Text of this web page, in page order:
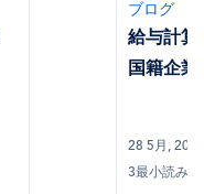
ブログ
給与計算
国籍企
28 5月, 2024
3最小読み取